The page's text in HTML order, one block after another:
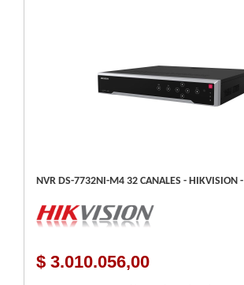
NVR DS-7732NI-M4 32 CANALES - HIKVISION -
$ 3.010.056,00